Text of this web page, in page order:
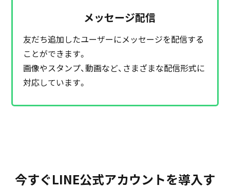
メッセージ配信
友だち追加したユーザーにメッセージを配信する
ことができます。
画像やスタンプ、動画など、さまざまな配信形式に
対応しています。
今すぐLINE公式アカウントを導入す